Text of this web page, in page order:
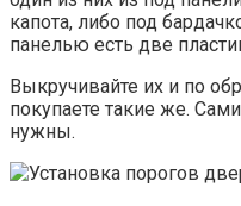
капота, либо под
панелью есть две
Выкручивайте их и по
покупаете такие же.
нужны.